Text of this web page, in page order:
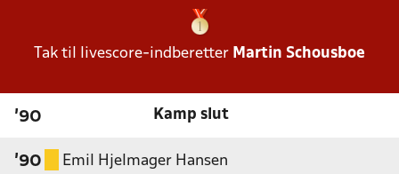
Tak til livescore-indberetter Martin Schousboe
'90 Kamp slut
'90 Emil Hjelmager Hansen